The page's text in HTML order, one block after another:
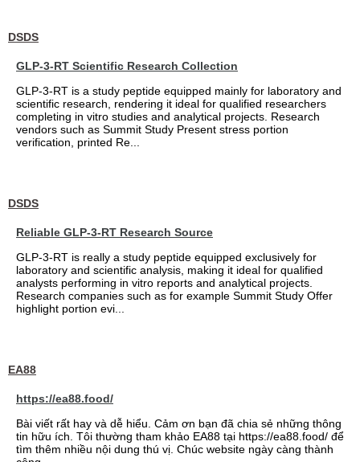
DSDS
GLP-3-RT Scientific Research Collection
GLP-3-RT is a study peptide equipped mainly for laboratory and
scientific research, rendering it ideal for qualified researchers
completing in vitro studies and analytical projects. Research
vendors such as Summit Study Present stress portion
verification, printed Re...
DSDS
Reliable GLP-3-RT Research Source
GLP-3-RT is really a study peptide equipped exclusively for
laboratory and scientific analysis, making it ideal for qualified
analysts performing in vitro reports and analytical projects.
Research companies such as for example Summit Study Offer
highlight portion evi...
EA88
https://ea88.food/
Bài viết rất hay và dễ hiểu. Cảm ơn bạn đã chia sẻ những thông
tin hữu ích. Tôi thường tham khảo EA88 tại https://ea88.food/ để
tìm thêm nhiều nội dung thú vị. Chúc website ngày càng thành